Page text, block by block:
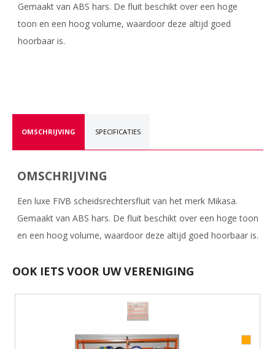
Gemaakt van ABS hars. De fluit beschikt over een hoge
toon en een hoog volume, waardoor deze altijd goed
hoorbaar is.
OMSCHRIJVING SPECIFICATIES
OMSCHRIJVING
Een luxe FIVB scheidsrechtersfluit van het merk Mikasa.
Gemaakt van ABS hars. De fluit beschikt over een hoge toon
en een hoog volume, waardoor deze altijd goed hoorbaar is.
OOK IETS VOOR UW VERENIGING